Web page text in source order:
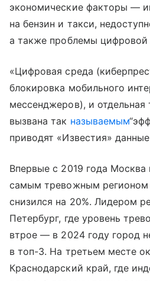
экономические факторы —
на бензин и такси,
а также проблемы цифровой
«Цифровая среда
блокировка мобильного
мессенджеров), и
вызвана так называемым
приводят «Известия»
Впервые с 2019 года Москва
самым тревожным регионом
снизился на 20%. Лидером
Петербург, где уровень
втрое — в 2024 году город
в топ-3. На третьем месте
Краснодарский край, где